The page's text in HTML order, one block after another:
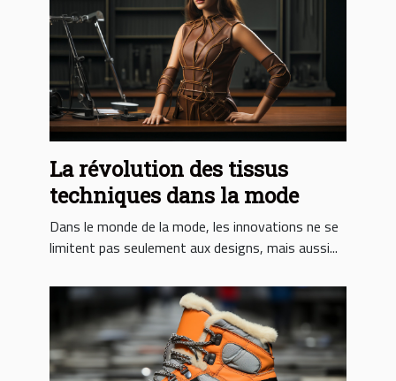
La révolution des tissus
techniques dans la mode
Dans le monde de la mode, les innovations ne se
limitent pas seulement aux designs, mais aussi...